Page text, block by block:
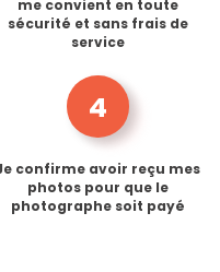
me convient en toute
sécurité et sans frais de
service
4
confirme avoir reçu mes
photos pour que le
photographe soit payé